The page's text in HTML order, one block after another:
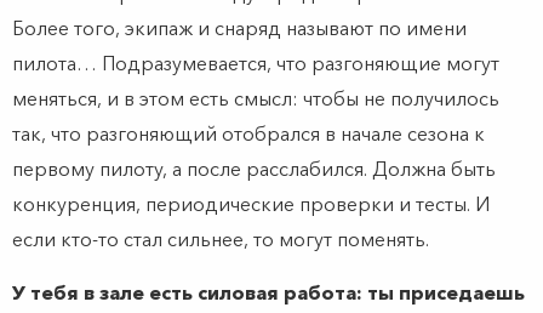
Более того, экипаж и снаряд называют по имени
пилота… Подразумевается, что разгоняющие могут
меняться, и в этом есть смысл: чтобы не получилось
так, что разгоняющий отобрался в начале сезона к
первому пилоту, а после расслабился. Должна быть
конкуренция, периодические проверки и тесты. И
если кто-то стал сильнее, то могут поменять.
У тебя в зале есть силовая работа: ты приседаешь